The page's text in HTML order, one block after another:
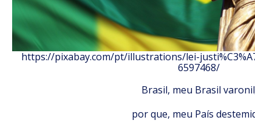
https://pixabay.com/pt/illustrations/lei-
6597468/
Brasil, meu Brasil
por que, meu País